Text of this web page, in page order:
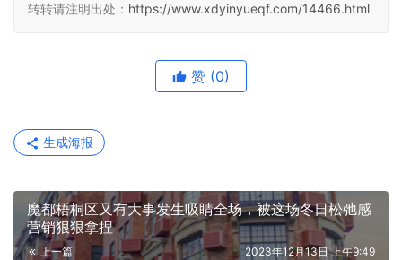
转转请注明出处： https://www.xdyinyueqf.com/14466.html
赞 (0)
生成海报
魔都梧桐区又有大事发生吸睛全场，被这场冬日松弛感
营销狠狠拿捏
上一篇 2023年12月13日 上午9:49